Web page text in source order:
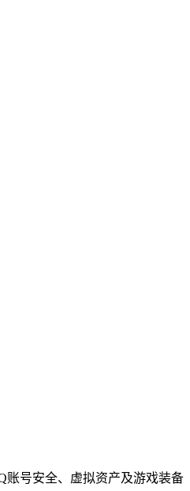
账号安全、虚拟资产及游戏装备